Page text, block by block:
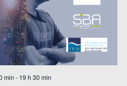
min - 19 h 30 min